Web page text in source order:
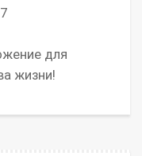
для
жизни!